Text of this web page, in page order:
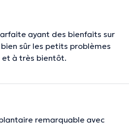
ayant des bienfaits sur
sûr les petits problèmes
et à très bientôt.
remarquable avec